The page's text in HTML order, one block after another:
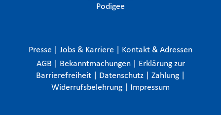
Podigee
Presse Jobs & Karriere
Kontakt & Adressen
AGB
Bekanntmachungen
Erklärung zur
Barrierefreiheit
Datenschutz Zahlung
Widerrufsbelehrung
Impressum